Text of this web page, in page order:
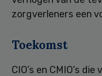
zorgverleners een
Toekomst
CIO’s en CMIO’s